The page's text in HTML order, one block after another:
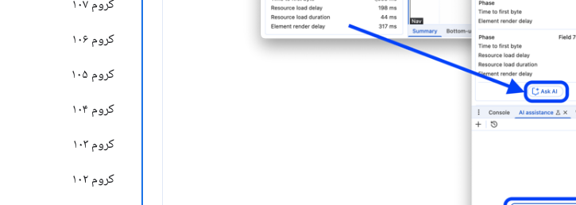
کروم ۱۰۷
کروم ۱۰۶
کروم ۱۰۵
کروم ۱۰۴
کروم ۱۰۳
کروم ۱۰۲